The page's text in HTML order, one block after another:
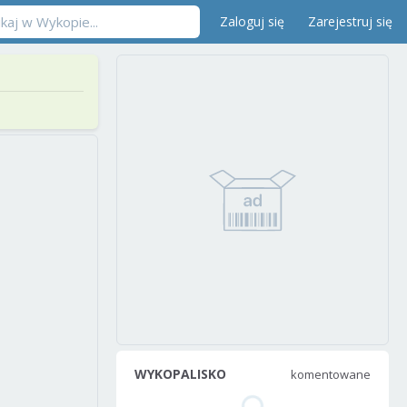
Zaloguj się Zarejestruj się
WYKOPALISKO komentowane